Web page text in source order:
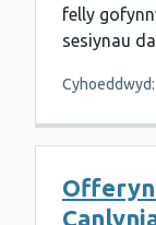
felly
sesiynau
Cyhoeddwyd: